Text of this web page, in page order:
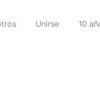
Unirse 10